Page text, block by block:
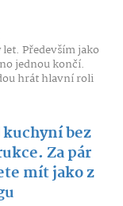
Především jako
jednou končí.
hrát hlavní roli
bez
Za pár
mít jako z